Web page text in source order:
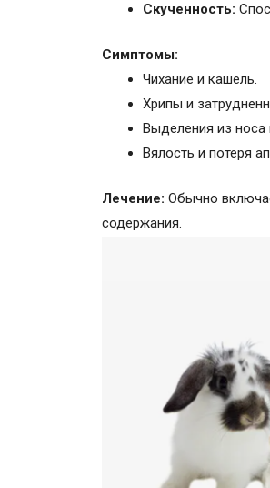
Скученность:
Симптомы:
Чихание и кашель.
Хрипы и
Выделения из носа
Вялость и потеря
Лечение: Обычно
содержания.